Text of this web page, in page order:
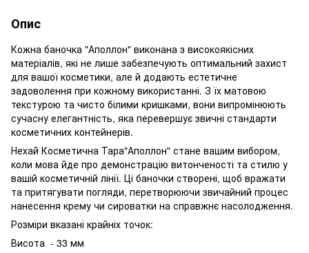
Опис
Кожна баночка "Аполлон" виконана з високоякісних
матеріалів, які не лише забезпечують оптимальний захист
для вашої косметики, але й додають естетичне
задоволення при кожному використанні. З їх матовою
текстурою та чисто білими кришками, вони випромінюють
сучасну елегантність, яка перевершує звичні стандарти
косметичних контейнерів.
Нехай Косметична Тара"Аполлон" стане вашим вибором,
коли мова йде про демонстрацію витонченості та стилю у
вашій косметичній лінії. Ці баночки створені, щоб вражати
та притягувати погляди, перетворюючи звичайний процес
нанесення крему чи сироватки на справжнє насолодження.
Розміри вказані крайніх точок:
Висота - 33 мм